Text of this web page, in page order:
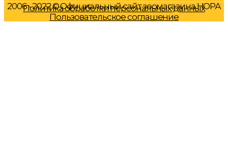
2006 - 2022 © Официальный сайт зоомагазина НОРА
Политика обработки персональных данных
Пользовательское соглашение